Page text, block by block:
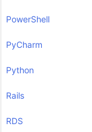
PowerShell
PyCharm
Python
Rails
RDS